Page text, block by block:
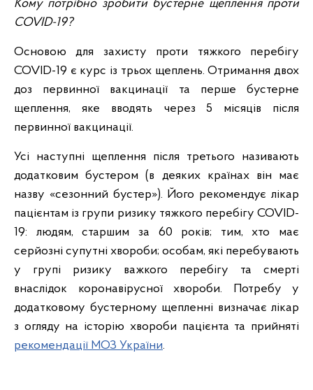
Кому потрібно зробити бустерне щеплення проти
COVID-19?
Основою для захисту проти тяжкого перебігу
COVID-19 є курс із трьох щеплень. Отримання двох
доз первинної вакцинації та перше бустерне
щеплення, яке вводять через 5 місяців після
первинної вакцинації.
Усі наступні щеплення після третього називають
додатковим бустером (в деяких країнах він має
назву «сезонний бустер»). Його рекомендує лікар
пацієнтам із групи ризику тяжкого перебігу COVID-
19: людям, старшим за 60 років; тим, хто має
серйозні супутні хвороби; особам, які перебувають
у групі ризику важкого перебігу та смерті
внаслідок коронавірусної хвороби. Потребу у
додатковому бустерному щепленні визначає лікар
з огляду на історію хвороби пацієнта та прийняті
рекомендації МОЗ України.